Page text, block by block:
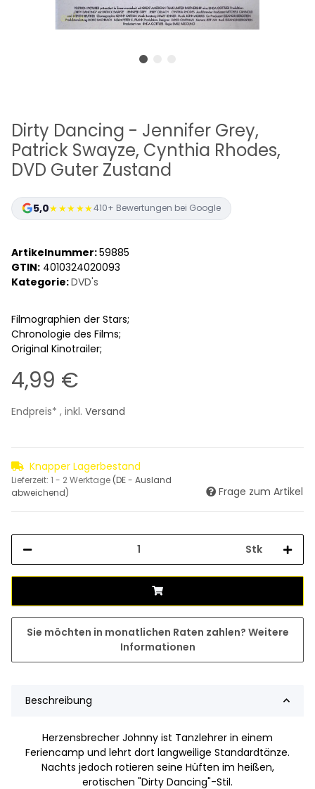
Dirty Dancing - Jennifer Grey,
Patrick Swayze, Cynthia Rhodes,
DVD Guter Zustand
5,0★★★★★410+ Bewertungen bei Google
Artikelnummer:59885
GTIN: 4010324020093
Kategorie:DVD's
Filmographien der Stars;
Chronologie des Films;
Original Kinotrailer;
4,99 €
Endpreis* , inkl. Versand
Knapper Lagerbestand
Lieferzeit: 1 - 2 Werktage (DE - Ausland
abweichend)
Frage zum Artikel
Stk
Sie möchten in monatlichen Raten zahlen? Weitere
Informationen
Beschreibung
Herzensbrecher Johnny ist Tanzlehrer in einem
Feriencamp und lehrt dort langweilige Standardtänze.
Nachts jedoch rotieren seine Hüften im heißen,
erotischen "Dirty Dancing"-Stil.